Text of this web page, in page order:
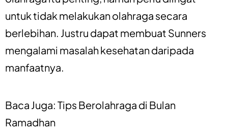
untuk tidak melakukan olahraga secara
berlebihan. Justru dapat membuat Sunners
mengalami masalah kesehatan daripada
manfaatnya.
Baca Juga: Tips Berolahraga di Bulan
Ramadhan